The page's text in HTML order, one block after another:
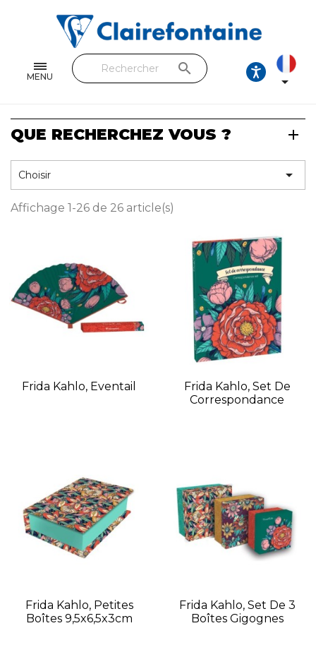
MENU
Feuilles & Copies
Beaux-arts & Dessin
Loisirs créatifs
Papiers cadeaux et emballages
Cuir & trousses
RETROUVEZ NOS COLLECTIONS
Toutes les collections
search

QUE RECHERCHEZ VOUS ?
Choisir 
Affichage 1-26 de 26 article(s)
Frida Kahlo, Eventail
Frida Kahlo, Set De
Correspondance
Frida Kahlo, Petites
Boîtes 9,5x6,5x3cm
Frida Kahlo, Set De 3
Boîtes Gigognes